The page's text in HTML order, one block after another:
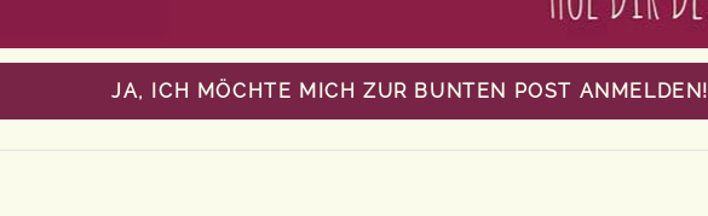
JA, ICH MÖCHTE MICH ZUR BUNTEN POST ANMELDEN!